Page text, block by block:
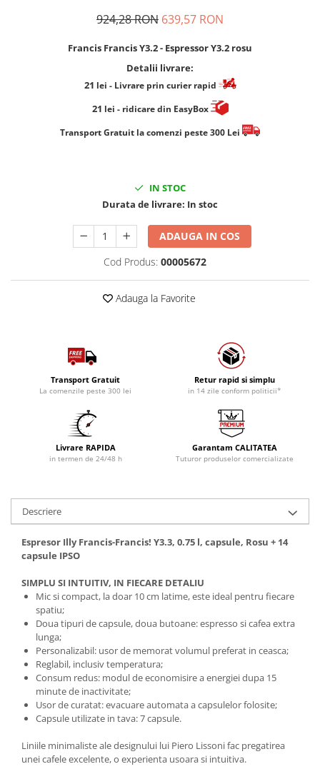
924,28 RON 639,57 RON
Francis Francis Y3.2 - Espressor Y3.2 rosu
Detalii livrare:
21 lei - Livrare prin curier rapid
21 lei - ridicare din EasyBox
​​​​​​Transport Gratuit la comenzi peste 300 Lei
IN STOC
Durata de livrare: In stoc
ADAUGA IN COS
Cod Produs: 00005672
Adauga la Favorite
Transport Gratuit
La comenzile peste 300 lei
Retur rapid si simplu
in 14 zile conform politicii*
Livrare RAPIDA
in termen de 24/48 h
Garantam CALITATEA
Tuturor produselor comercializate
Descriere
Espresor Illy Francis-Francis! Y3.3, 0.75 l, capsule, Rosu + 14
capsule IPSO
SIMPLU SI INTUITIV, IN FIECARE DETALIU
Mic si compact, la doar 10 cm latime, este ideal pentru fiecare
spatiu;
Doua tipuri de capsule, doua butoane: espresso si cafea extra
lunga;
Personalizabil: usor de memorat volumul preferat in ceasca;
Reglabil, inclusiv temperatura;
Consum redus: modul de economisire a energiei dupa 15
minute de inactivitate;
Usor de curatat: evacuare automata a capsulelor folosite;
Capsule utilizate in tava: 7 capsule.
Liniile minimaliste ale designului lui Piero Lissoni fac pregatirea
unei cafele excelente, o experienta usoara si intuitiva.